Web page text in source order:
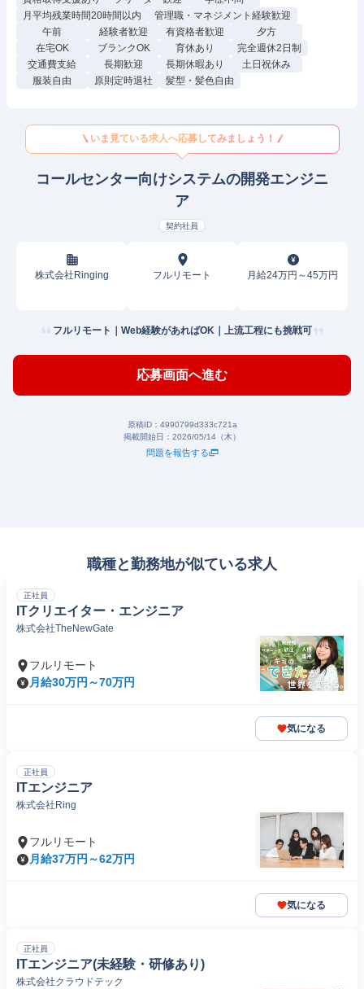
月平均残業時間20時間以内
管理職・マネジメント経験歓迎
午前
経験者歓迎 有資格者歓迎
夕方
在宅OK
ブランクOK 育休あり
完全週休2日制
交通費支給
長期歓迎 長期休暇あり
土日祝休み
服装自由
原則定時退社 髪型・髪色自由
いま見ている求人へ応募してみましょう！
コールセンター向けシステムの開発エンジニ
ア
契約社員
株式会社Ringing フルリモート 月給24万円～45万円
フルリモート｜Web経験があればOK｜上流工程にも挑戦可
応募画面へ進む
原稿ID： 4990799d333c721a
掲載開始日： 2026/05/14（木）
問題を報告する
職種と勤務地が似ている求人
正社員
ITクリエイター・エンジニア
株式会社TheNewGate
フルリモート
月給30万円～70万円
気になる
正社員
ITエンジニア
株式会社Ring
フルリモート
月給37万円～62万円
気になる
正社員
ITエンジニア(未経験・研修あり)
株式会社クラウドテック